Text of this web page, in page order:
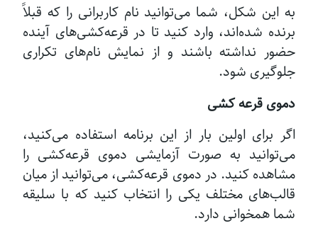
به این شکل، شما می‌توانید نام کاربرانی را که قبلاً
برنده شده‌اند، وارد کنید تا در قرعه‌کشی‌های آینده
حضور نداشته باشند و از نمایش نام‌های تکراری
جلوگیری شود.
دموی قرعه کشی
اگر برای اولین بار از این برنامه استفاده می‌کنید،
می‌توانید به صورت آزمایشی دموی قرعه‌کشی را
مشاهده کنید. در دموی قرعه‌کشی، می‌توانید از میان
قالب‌های مختلف یکی را انتخاب کنید که با سلیقه
شما همخوانی دارد.